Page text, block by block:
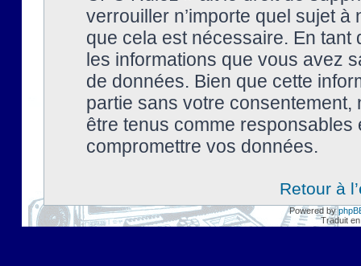
verrouiller n’importe quel sujet à
que cela est nécessaire. En tant
les informations que vous avez
de données. Bien que cette
partie sans votre
être tenus comme
compromettre vos données.
Retour à
Powered by
Traduit